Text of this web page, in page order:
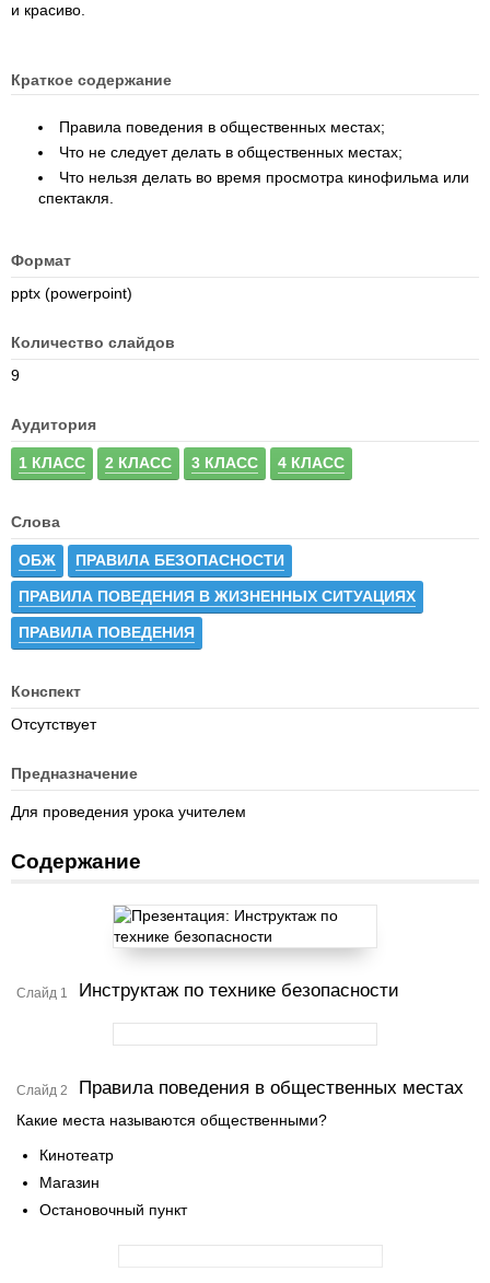
и красиво.
Краткое содержание
Правила поведения в общественных местах;
Что не следует делать в общественных местах;
Что нельзя делать во время просмотра кинофильма или
спектакля.
Формат
pptx (powerpoint)
Количество слайдов
9
Аудитория
1 КЛАСС 2 КЛАСС 3 КЛАСС 4 КЛАСС
Слова
ОБЖ ПРАВИЛА БЕЗОПАСНОСТИ
ПРАВИЛА ПОВЕДЕНИЯ В ЖИЗНЕННЫХ СИТУАЦИЯХ
ПРАВИЛА ПОВЕДЕНИЯ
Конспект
Отсутствует
Предназначение
Для проведения урока учителем
Содержание
Слайд 1 Инструктаж по технике безопасности
Слайд 2 Правила поведения в общественных местах
Какие места называются общественными?
Кинотеатр
Магазин
Остановочный пункт